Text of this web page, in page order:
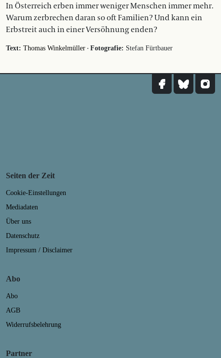
In Österreich erben immer weniger Menschen immer mehr.
Warum zerbrechen daran so oft Familien? Und kann ein
Erbstreit auch in einer Versöhnung enden?
Text: Thomas Winkelmüller · Fotografie: Stefan Fürtbauer
Seiten der Zeit
Cookie-Einstellungen
Mediadaten
Über uns
Datenschutz
Impressum / Disclaimer
Abo
Abo
AGB
Widerrufsbelehrung
Partner